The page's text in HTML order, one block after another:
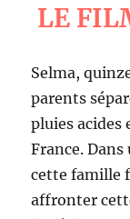
LE
Selma,
parents
pluies acides
France.
cette famille
affronter